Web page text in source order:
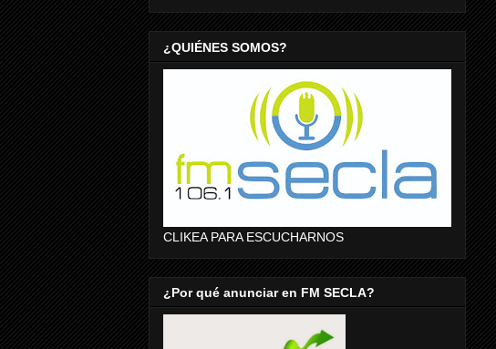
¿QUIÉNES SOMOS?
CLIKEA PARA ESCUCHARNOS
¿Por qué anunciar en FM SECLA?